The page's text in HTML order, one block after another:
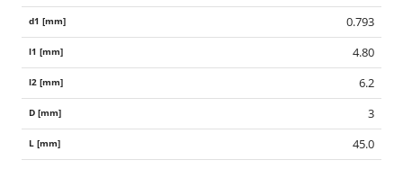
0.793
4.80
6.2
3
45.0